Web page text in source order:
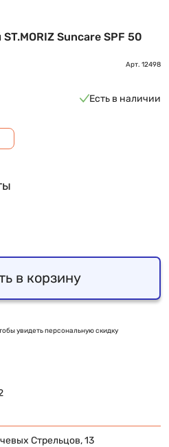
Suncare SPF 50
Арт. 12498
Есть в наличии
в корзину
увидеть персональную скидку
Стрельцов, 13